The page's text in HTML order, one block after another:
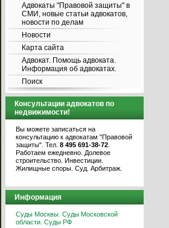
Адвокаты "Правовой защиты" в
СМИ, новые статьи адвокатов,
новости по делам
Новости
Карта сайта
Адвокат. Помощь адвоката.
Информация об адвокатах.
Поиск
Консультации адвокатов по
недвижимости!
Вы можете записаться на
консультацию к адвокатам "Правовой
защиты". Тел. 8 495 691-38-72
Работаем ежедневно. Долевое
строительство. Инвестиции.
Жилищные споры. Суд. Арбитраж.
Информация
Суды Москвы. Суды Московской
области. Суды РФ